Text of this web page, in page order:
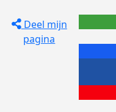
Deel mijn
pagina